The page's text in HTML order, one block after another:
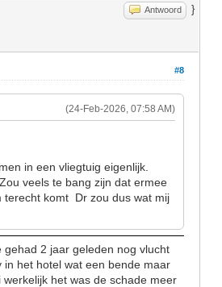
Antwoord }
#8
(24-Feb-2026, 07:58 AM)
in een vliegtuig eigenlijk.
veels te bang zijn dat ermee
terecht komt Dr zou dus wat mij
2 jaar geleden nog vlucht
het hotel wat een bende maar
het was de schade meer